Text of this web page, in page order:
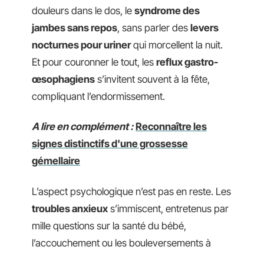
douleurs dans le dos, le syndrome des
jambes sans repos, sans parler des levers
nocturnes pour urinerqui morcellent la nuit.
Et pour couronner le tout, les reflux gastro-
œsophagiens s’invitent souvent à la fête,
compliquant l’endormissement.
A lire en complément : Reconnaître les
signes distinctifs d'une grossesse
gémellaire
L’aspect psychologique n’est pas en reste. Les
troubles anxieux s’immiscent, entretenus par
mille questions sur la santé du bébé,
l’accouchement ou les bouleversements à